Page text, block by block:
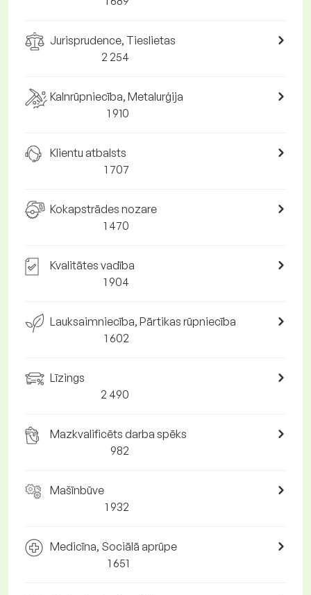
Jurisprudence, Tieslietas
2 254
Kalnrūpniecība, Metalurģija
1 910
Klientu atbalsts
1 707
Kokapstrādes nozare
1 470
Kvalitātes vadība
1 904
Lauksaimniecība, Pārtikas rūpniecība
1 602
Līzings
2 490
Mazkvalificēts darba spēks
982
Mašīnbūve
1 932
Medicīna, Sociālā aprūpe
1 651